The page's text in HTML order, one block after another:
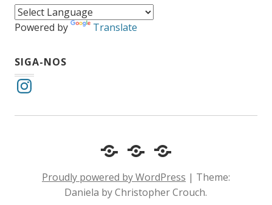
Powered by Translate
SIGA-NOS
Instagram
Cotidiano
Comportamento
Inclusão
e
Acessibilidade
Diário
um
surdo
Proudly powered by WordPress | Theme:
Daniela by Christopher Crouch.